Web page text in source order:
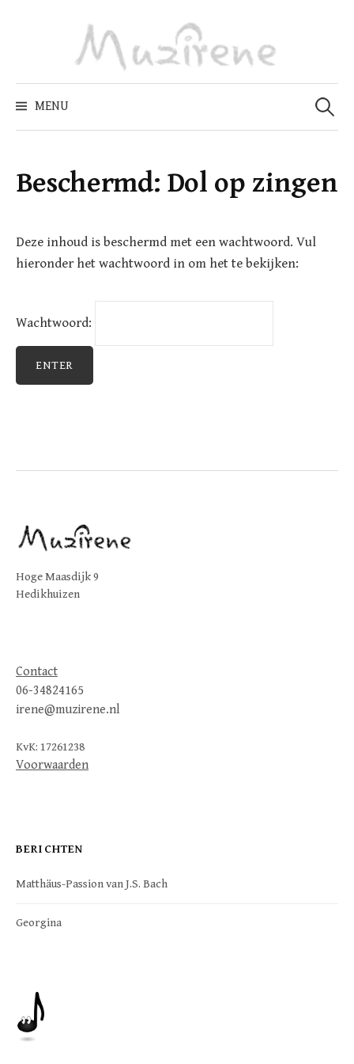
MENU
Zoeken
naar:
Beschermd: Dol op zingen
Deze inhoud is beschermd met een wachtwoord. Vul
hieronder het wachtwoord in om het te bekijken:
Wachtwoord:
Hoge Maasdijk 9
Hedikhuizen
Contact
06-34824165
irene@muzirene.nl
KvK: 17261238
Voorwaarden
BERICHTEN
Matthäus-Passion van J.S. Bach
Georgina